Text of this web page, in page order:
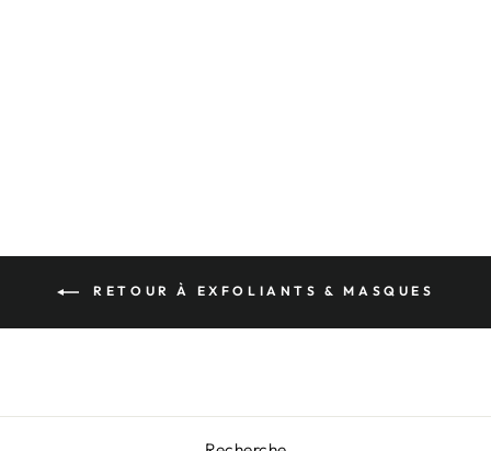
RETOUR À EXFOLIANTS & MASQUES